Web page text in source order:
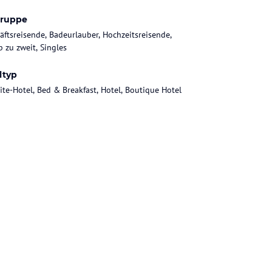
Badeurlauber, Hochzeitsreisende,
zu zweit, Singles
Hotel, Bed & Breakfast, Hotel, Boutique Hotel